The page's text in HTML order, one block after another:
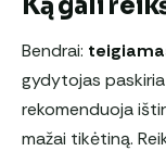
Bendrai:
gydytojas
rekomenduoja
mažai tikėtiną.